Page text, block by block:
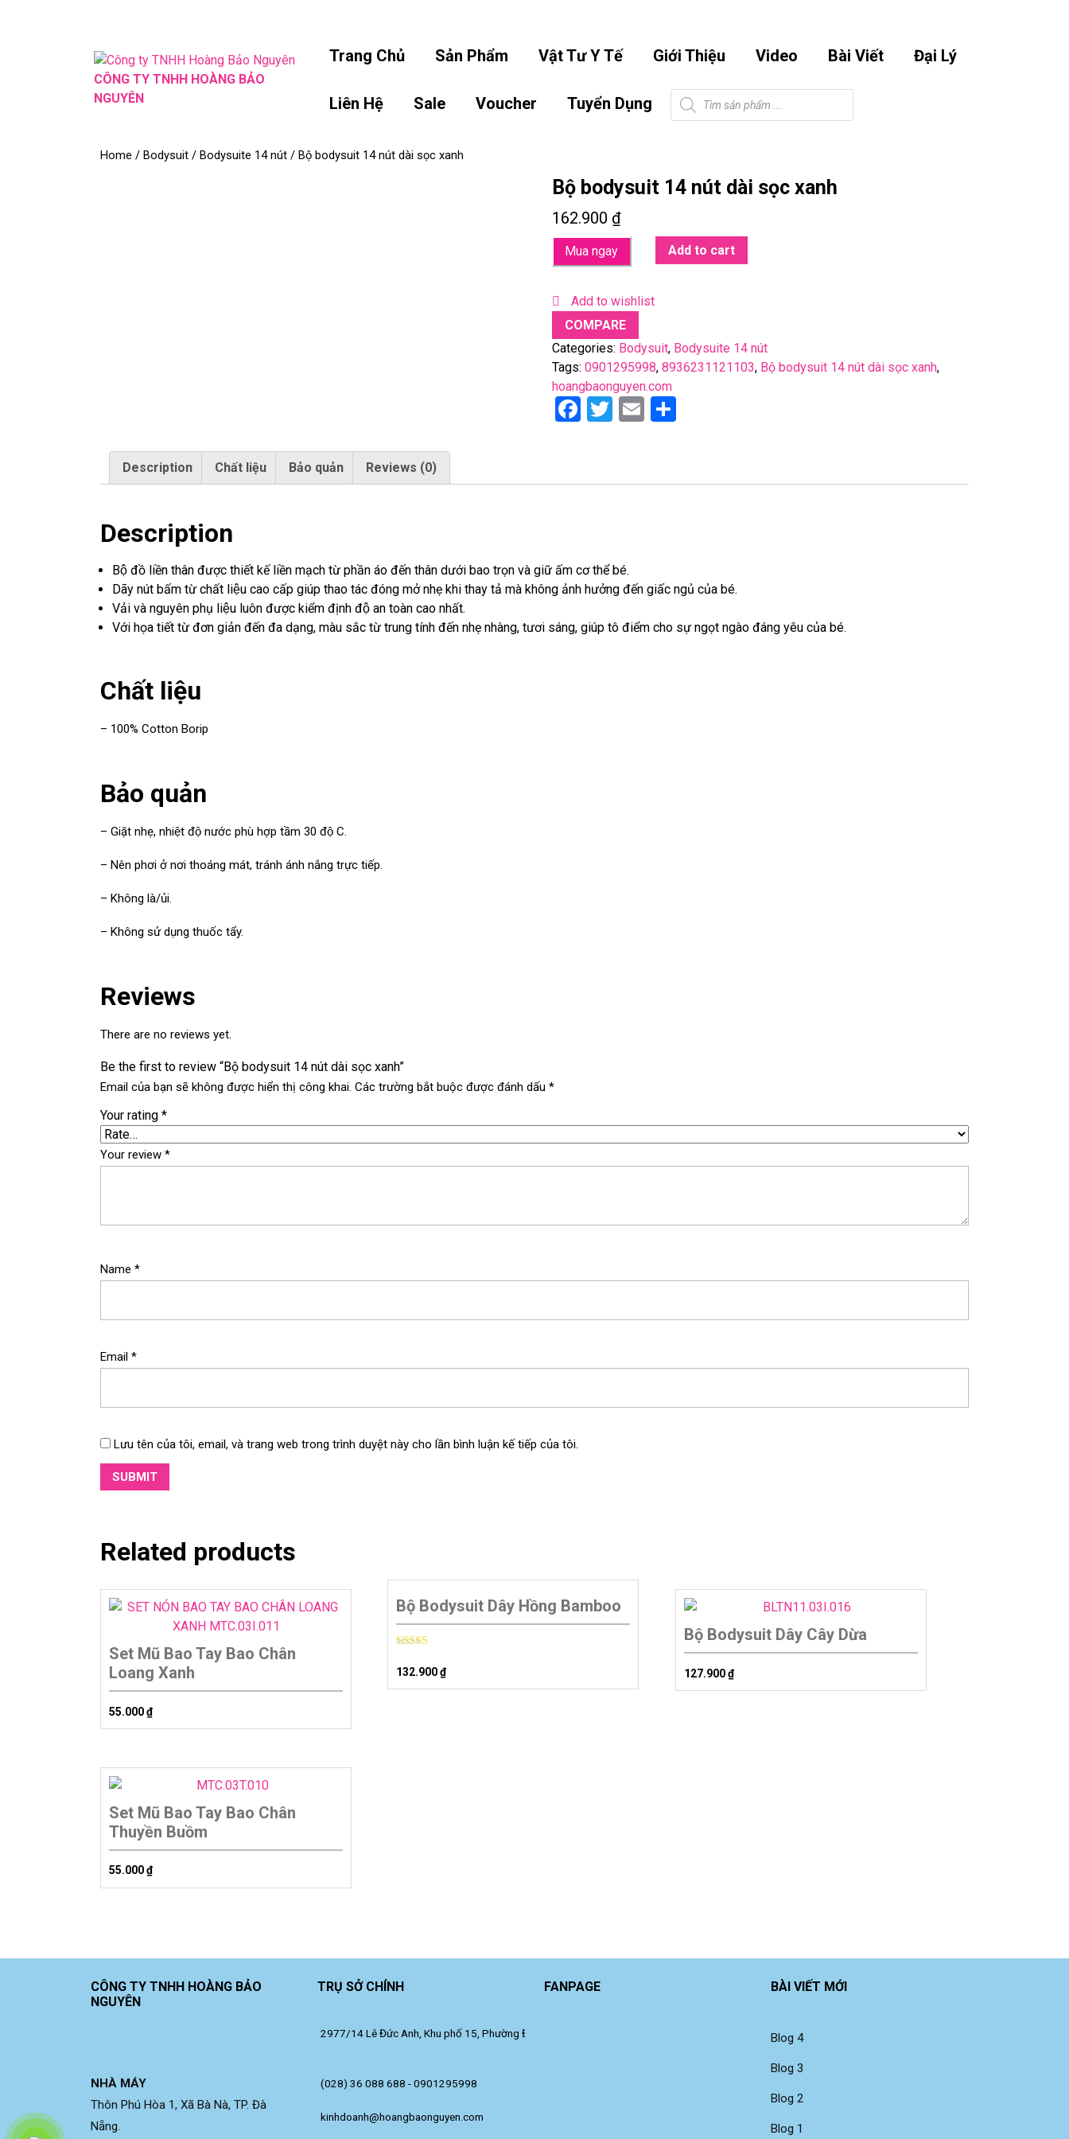
CÔNG TY TNHH HOÀNG BẢO
NGUYÊN
Trang Chủ Sản Phẩm Vật Tư Y Tế Giới Thiệu Video Bài Viết Đại Lý
Liên Hệ Sale Voucher Tuyển Dụng
Tìm
kiếm
Home / Bodysuit / Bodysuite 14 nút / Bộ bodysuit 14 nút dài sọc xanh
Bộ bodysuit 14 nút dài sọc xanh
162.900 ₫
Mua ngay Add to cart
Add to wishlist
COMPARE
Categories: Bodysuit, Bodysuite 14 nút
Tags: 0901295998, 8936231121103, Bộ bodysuit 14 nút dài sọc xanh,
hoangbaonguyen.com
F
b
k
T
er
E
e
Description Chất liệu Bảo quản Reviews (0)
Description
Bộ đồ liền thân được thiết kế liền mạch từ phần áo đến thân dưới bao trọn và giữ ấm cơ thể bé.
Dãy nút bấm từ chất liệu cao cấp giúp thao tác đóng mở nhẹ khi thay tả mà không ảnh hưởng đến giấc ngủ của bé.
Vải và nguyên phụ liệu luôn được kiểm định độ an toàn cao nhất.
Với họa tiết từ đơn giản đến đa dạng, màu sắc từ trung tính đến nhẹ nhàng, tươi sáng, giúp tô điểm cho sự ngọt ngào đáng yêu của bé.
Chất liệu
– 100% Cotton Borip
Bảo quản
– Giặt nhẹ, nhiệt độ nước phù hợp tầm 30 độ C.
– Nên phơi ở nơi thoáng mát, tránh ánh nắng trực tiếp.
– Không là/ủi.
– Không sử dụng thuốc tẩy.
Reviews
There are no reviews yet.
Be the first to review “Bộ bodysuit 14 nút dài sọc xanh”
Email của bạn sẽ không được hiển thị công khai. Các trường bắt buộc được đánh dấu *
Your rating *
Your review *
Name *
Email *
Lưu tên của tôi, email, và trang web trong trình duyệt này cho lần bình luận kế tiếp của tôi.
Related products
Set Mũ Bao Tay Bao Chân
Loang Xanh
55.000₫
Bộ Bodysuit Dây Hồng Bamboo
5.00
out of 5
132.900₫
Bộ Bodysuit Dây Cây Dừa
127.900₫
Set Mũ Bao Tay Bao Chân
Thuyền Buồm
55.000₫
CÔNG TY TNHH HOÀNG BẢO
NGUYÊN
NHÀ MÁY
Thôn Phú Hòa 1, Xã Bà Nà, TP. Đà
Nẵng.
TRỤ SỞ CHÍNH
2977/14 Lê Đức Anh, Khu phố 15, Phường Đông Hưng Thuận, TP. Hồ Chí Minh.
(028) 36 088 688 - 0901295998
kinhdoanh@hoangbaonguyen.com
FANPAGE BÀI VIẾT MỚI
Blog 4
Blog 3
Blog 2
Blog 1